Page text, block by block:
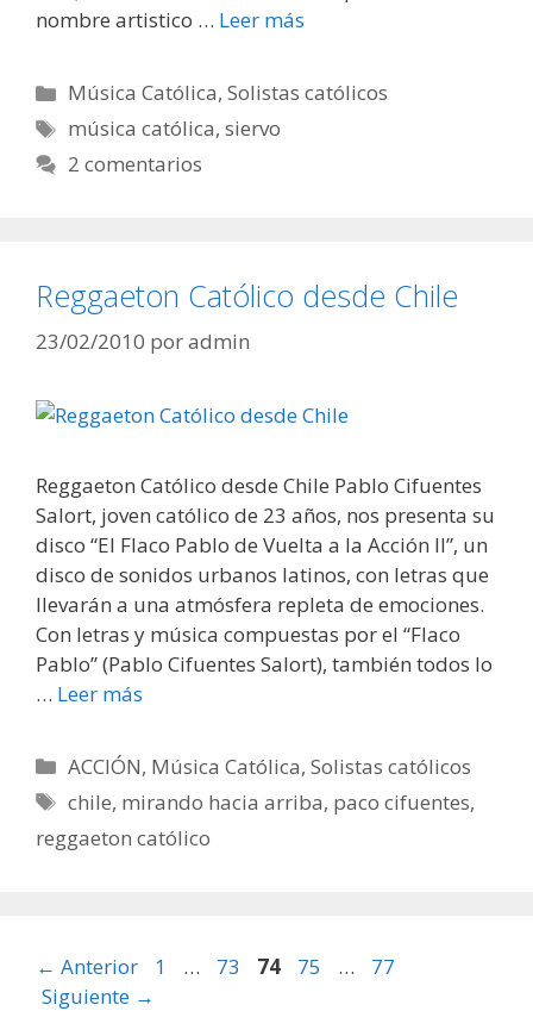
nombre artistico … Leer más
Categorías
Música Católica,Solistas católicos
Etiquetas
música católica,siervo
2 comentarios
Reggaeton Católico desde Chile
23/02/2010 poradmin
Reggaeton Católico desde Chile Pablo Cifuentes
Salort, joven católico de 23 años, nos presenta su
disco “El Flaco Pablo de Vuelta a la Acción II”, un
disco de sonidos urbanos latinos, con letras que
llevarán a una atmósfera repleta de emociones.
Con letras y música compuestas por el “Flaco
Pablo” (Pablo Cifuentes Salort), también todos lo
… Leer más
Categorías
ACCIÓN, Música Católica,Solistas católicos
Etiquetas
chile, mirando hacia arriba, paco cifuentes,
reggaeton católico
← Anterior Página
1 … Página
73 Página
74 Página
75 … Página
77
Siguiente →